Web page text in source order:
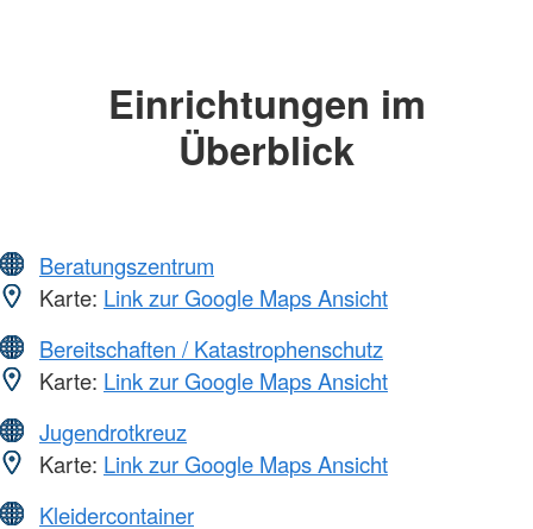
Einrichtungen im
Überblick
Beratungszentrum
Karte: Link zur Google Maps Ansicht
Bereitschaften / Katastrophenschutz
Karte: Link zur Google Maps Ansicht
Jugendrotkreuz
Karte: Link zur Google Maps Ansicht
Kleidercontainer